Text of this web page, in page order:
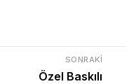
SONRAKI
Özel Baskılı